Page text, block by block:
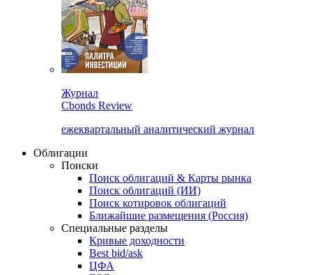
Cbonds Review
ежеквартальный аналитический журнал
Облигации
Поиски
Поиск облигаций & Карты рынка
Поиск облигаций (ИИ)
Поиск котировок облигаций
Ближайшие размещения (Россия)